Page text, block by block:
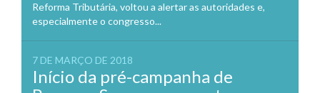
Reforma Tributária, voltou a alertar as autoridades e,
especialmente o congresso...
7 DE MARÇO DE 2018
Início da pré-campanha de